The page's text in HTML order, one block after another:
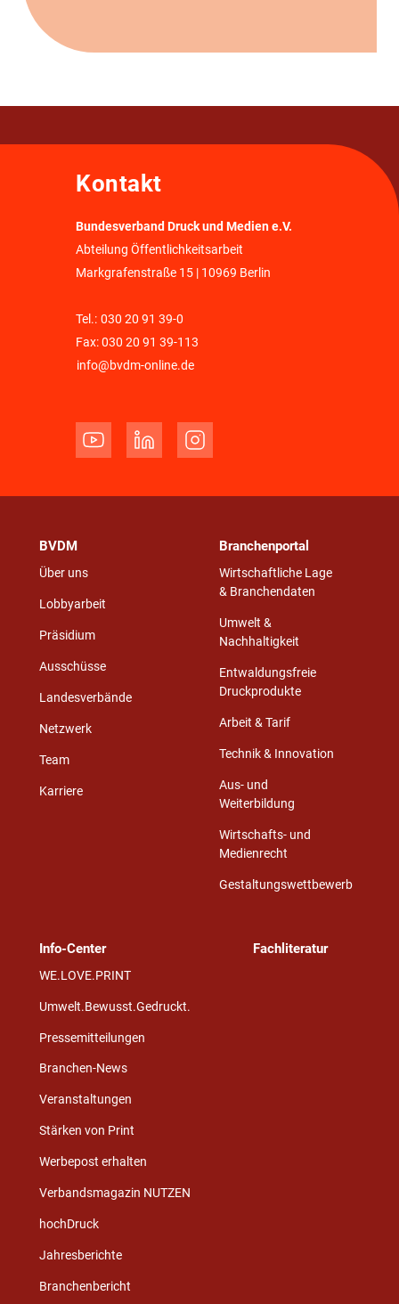
Kontakt
Bundesverband Druck und Medien e.V.
Abteilung Öffentlichkeitsarbeit
Markgrafenstraße 15 | 10969 Berlin
Tel.: 030 20 91 39-0
Fax: 030 20 91 39-113
info@bvdm-online.de
BVDM
Über uns
Lobbyarbeit
Präsidium
Ausschüsse
Landesverbände
Netzwerk
Team
Karriere
Branchenportal
Wirtschaftliche Lage
& Branchendaten
Umwelt &
Nachhaltigkeit
Entwaldungsfreie
Druckprodukte
Arbeit & Tarif
Technik & Innovation
Aus- und
Weiterbildung
Wirtschafts- und
Medienrecht
Gestaltungswettbewerb
Info-Center
WE.LOVE.PRINT
Umwelt.Bewusst.Gedruckt.
Pressemitteilungen
Branchen-News
Veranstaltungen
Stärken von Print
Werbepost erhalten
Verbandsmagazin NUTZEN
hochDruck
Jahresberichte
Branchenbericht
Fachliteratur